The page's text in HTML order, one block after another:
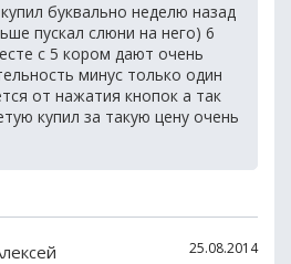
буквально неделю назад
пускал слюни на него) 6
с 5 кором дают очень
минус только один
от нажатия кнопок а так
купил за такую цену очень
25.08.2014